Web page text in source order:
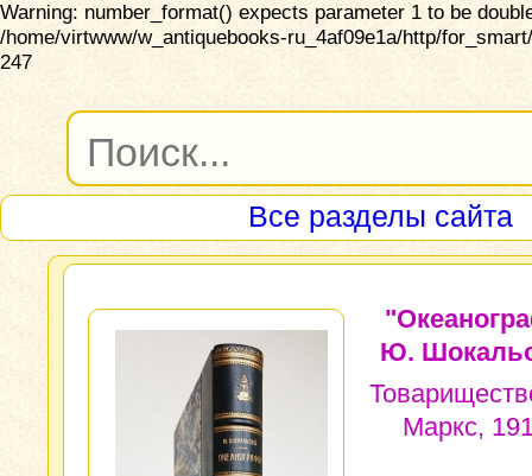
Warning: number_format() expects parameter 1 to be
/home/virtwww/w_antiquebooks-ru_4af09e1a/http/
247
Все разделы сайта
Ю.
Маркс,